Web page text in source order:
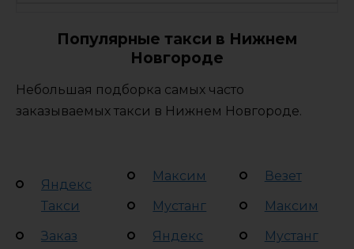
Популярные такси в Нижнем
Новгороде
Небольшая подборка самых часто
заказываемых такси в Нижнем Новгороде.
Яндекс
Такси
Заказ
Максим
Мустанг
Яндекс
Везет
Максим
Мустанг